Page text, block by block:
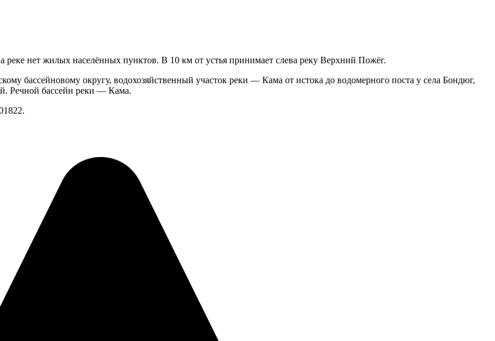
нет жилых населённых пунктов. В 10 км от устья принимает слева реку Верхний Пожёг.
бассейновому округу, водохозяйственный участок реки — Кама от истока до водомерного поста у села Бондюг,
Речной бассейн реки — Кама.